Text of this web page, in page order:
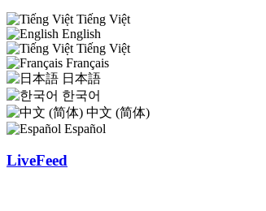
Tiếng Việt
English
Tiếng Việt
Français
日本語
한국어
中文 (简体)
Español
LiveFeed